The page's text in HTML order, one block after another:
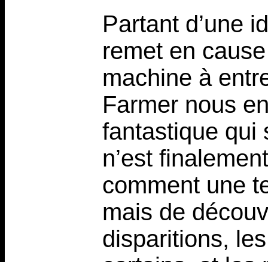
Partant d’une
remet en
machine à
Farmer nous
fantastique qui
n’est
comment une
mais de
disparitions,